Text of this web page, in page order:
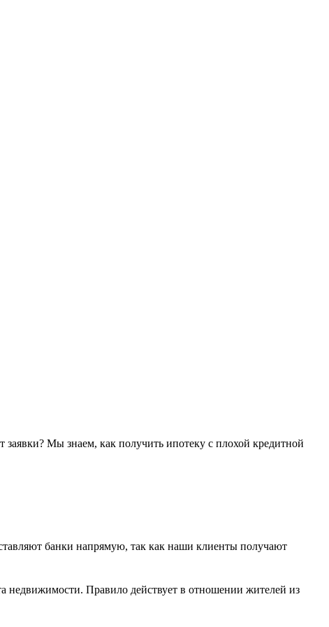
Мы знаем, как получить ипотеку с плохой кредитной
банки напрямую, так как наши клиенты получают
недвижимости. Правило действует в отношении жителей из